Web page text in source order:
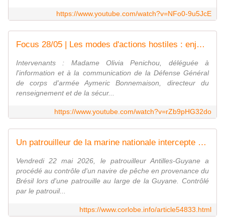
https://www.youtube.com/watch?v=NFo0-9u5JcE
Focus 28/05 | Les modes d'actions hostiles : enjeux d'anticipation et de vigilance
Intervenants : Madame Olivia Penichou, déléguée à
l'information et à la communication de la Défense Général
de corps d'armée Aymeric Bonnemaison, directeur du
renseignement et de la sécur...
https://www.youtube.com/watch?v=rZb9pHG32do
Un patrouilleur de la marine nationale intercepte au large de la Guyane un navire brésilien avec 1,7 tonne de poissons
Vendredi 22 mai 2026, le patrouilleur Antilles-Guyane a
procédé au contrôle d'un navire de pêche en provenance du
Brésil lors d'une patrouille au large de la Guyane. Contrôlé
par le patrouil...
https://www.corlobe.info/article54833.html